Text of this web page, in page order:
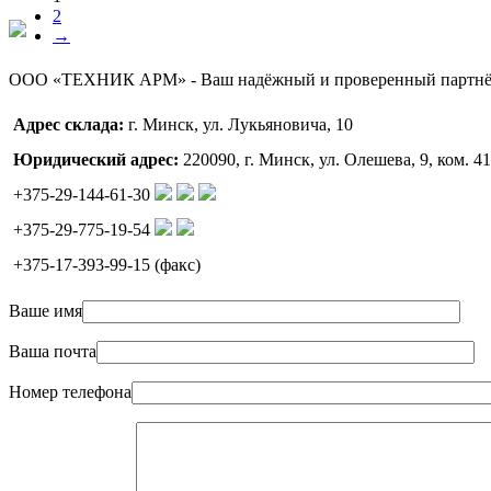
2
→
ООО «ТЕХНИК АРМ» - Ваш надёжный и проверенный
Адрес склада: г. Минск, ул. Лукьяновича, 10
Юридический адрес: 220090, г. Минск, ул. Олешева, 9, ком.
+375-29-144-61-30
+375-29-775-19-54
+375-17-393-99-15 (факс)
Ваше имя
Ваша почта
Номер телефона